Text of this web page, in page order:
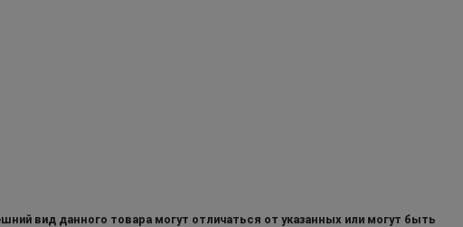
вид данного товара могут отличаться от указанных или могут быть